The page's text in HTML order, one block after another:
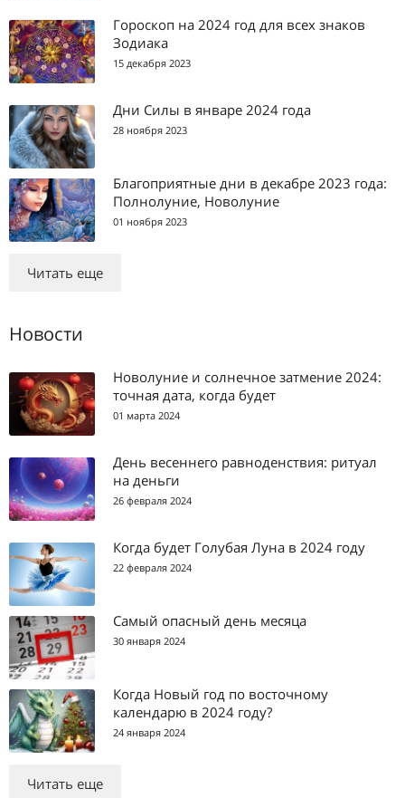
Гороскоп на 2024 год для всех знаков
Зодиака
15 декабря 2023
Дни Силы в январе 2024 года
28 ноября 2023
Благоприятные дни в декабре 2023 года:
Полнолуние, Новолуние
01 ноября 2023
Читать еще
Новости
Новолуние и солнечное затмение 2024:
точная дата, когда будет
01 марта 2024
День весеннего равноденствия: ритуал
на деньги
26 февраля 2024
Когда будет Голубая Луна в 2024 году
22 февраля 2024
Самый опасный день месяца
30 января 2024
Когда Новый год по восточному
календарю в 2024 году?
24 января 2024
Читать еще